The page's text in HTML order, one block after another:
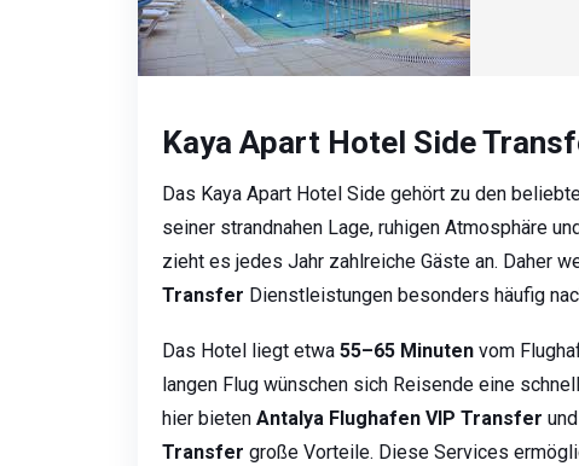
Kaya Apart Hotel Side
Das Kaya Apart Hotel Side gehört zu den
seiner strandnahen Lage, ruhigen Atmosphäre
zieht es jedes Jahr zahlreiche Gäste an. Daher
Transfer Dienstleistungen besonders häufig
Das Hotel liegt etwa 55–65 Minuten vom
langen Flug wünschen sich Reisende eine
hier bieten Antalya Flughafen VIP Transfer und
Transfer große Vorteile. Diese Services